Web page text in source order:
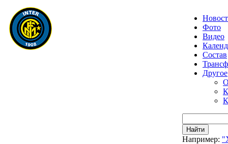
Фото
Видео
Состав
Другое
Найти
Например: